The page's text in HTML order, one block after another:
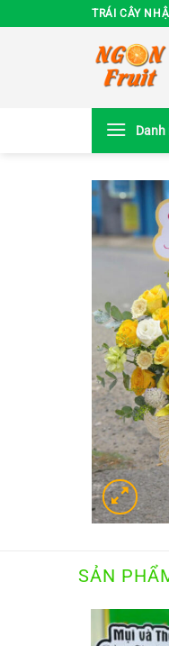
đến
TRÁI CÂY
SẢN